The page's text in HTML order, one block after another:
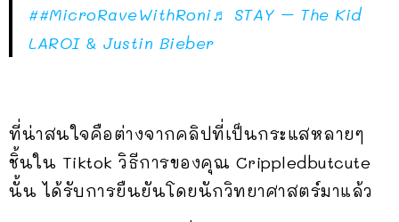
##MicroRaveWithRoni♬ STAY – The Kid
LAROI & Justin Bieber
ที่น่าสนใจคือต่างจากคลิปที่เป็นกระแสหลายๆ
ชิ้นใน Tiktok วิธีการของคุณ Crippledbutcute
นั้น ได้รับการยืนยันโดยนักวิทยาศาสตร์มาแล้ว